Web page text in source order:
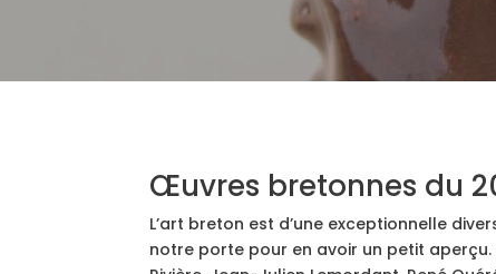
Œuvres bretonnes du
L’art breton est d’une exceptionnelle
notre porte pour en avoir un petit aperçu.